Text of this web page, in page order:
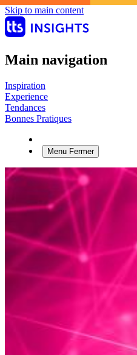
Skip to main content
Main navigation
Inspiration
Experience
Tendances
Bonnes Pratiques
Menu Fermer